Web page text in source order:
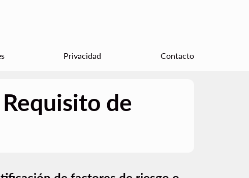
Privacidad Contacto
de